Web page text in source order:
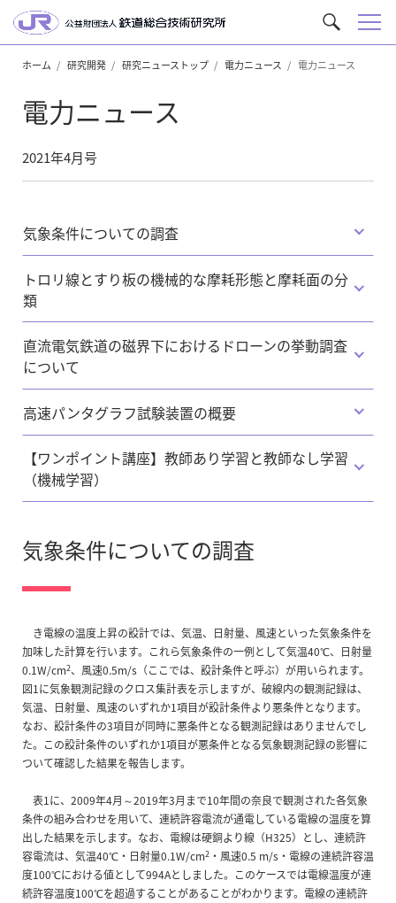
サ
イ
ト
メ
ホーム 研究開発 研究ニューストップ 電力ニュース 電力ニュース
電力ニュース
2021年4月号
気象条件についての調査
トロリ線とすり板の機械的な摩耗形態と摩耗面の分
類
直流電気鉄道の磁界下におけるドローンの挙動調査
について
高速パンタグラフ試験装置の概要
【ワンポイント講座】教師あり学習と教師なし学習
（機械学習）
気象条件についての調査
き電線の温度上昇の設計では、気温、日射量、風速といった気象条件を
加味した計算を行います。これら気象条件の一例として気温40℃、日射量
0.1W/cm2、風速0.5m/s（ここでは、設計条件と呼ぶ）が用いられます。
図1に気象観測記録のクロス集計表を示しますが、破線内の観測記録は、
気温、日射量、風速のいずれか1項目が設計条件より悪条件となります。
なお、設計条件の3項目が同時に悪条件となる観測記録はありませんでし
た。この設計条件のいずれか1項目が悪条件となる気象観測記録の影響に
ついて確認した結果を報告します。
表1に、2009年4月～2019年3月まで10年間の奈良で観測された各気象
条件の組み合わせを用いて、連続許容電流が通電している電線の温度を算
出した結果を示します。なお、電線は硬銅より線（H325）とし、連続許
容電流は、気温40℃・日射量0.1W/cm2 ・風速0.5 m/s・電線の連続許容温
度100℃における値として994Aとしました。このケースでは電線温度が連
続許容温度100℃を超過することがあることがわかります。電線の連続許